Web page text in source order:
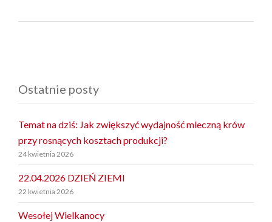
Ostatnie posty
Temat na dziś: Jak zwiększyć wydajność mleczną krów
przy rosnących kosztach produkcji?
24 kwietnia 2026
22.04.2026 DZIEŃ ZIEMI
22 kwietnia 2026
Wesołej Wielkanocy